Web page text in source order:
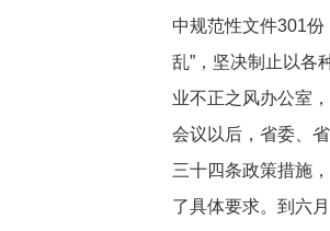
中规范性文件301
乱”，坚决制止以各
业不正之风办公室
会议以后，省委、
三十四条政策措施
了具体要求。到六